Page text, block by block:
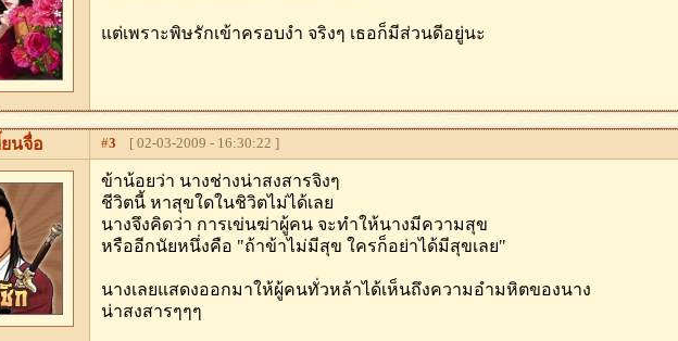
แต่เพราะพิษรักเข้าครอบงำ จริงๆ เธอก็มีส่วนดีอยู่นะ
ยนจื่อ #3 [ 02-03-2009 - 16:30:22 ]
ข้าน้อยว่า นางช่างน่าสงสารจิงๆ
ชีวิตนี้ หาสุขใดในชิวิตไม่ได้เลย
นางจึงคิดว่า การเข่นฆ่าผู้คน จะทำให้นางมีความสุข
หรืออีกนัยหนึ่งคือ "ถ้าข้าไม่มีสุข ใครก็อย่าได้มีสุขเลย"
นางเลยแสดงออกมาให้ผู้คนทั่วหล้าได้เห็นถึงความอำมหิตของนาง
น่าสงสารๆๆๆ